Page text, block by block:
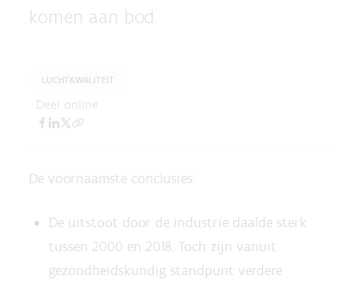
komen aan bod.
LUCHTKWALITEIT
Deel online
De voornaamste conclusies:
De uitstoot door de industrie daalde sterk
tussen 2000 en 2018. Toch zijn vanuit
gezondheidskundig standpunt verdere